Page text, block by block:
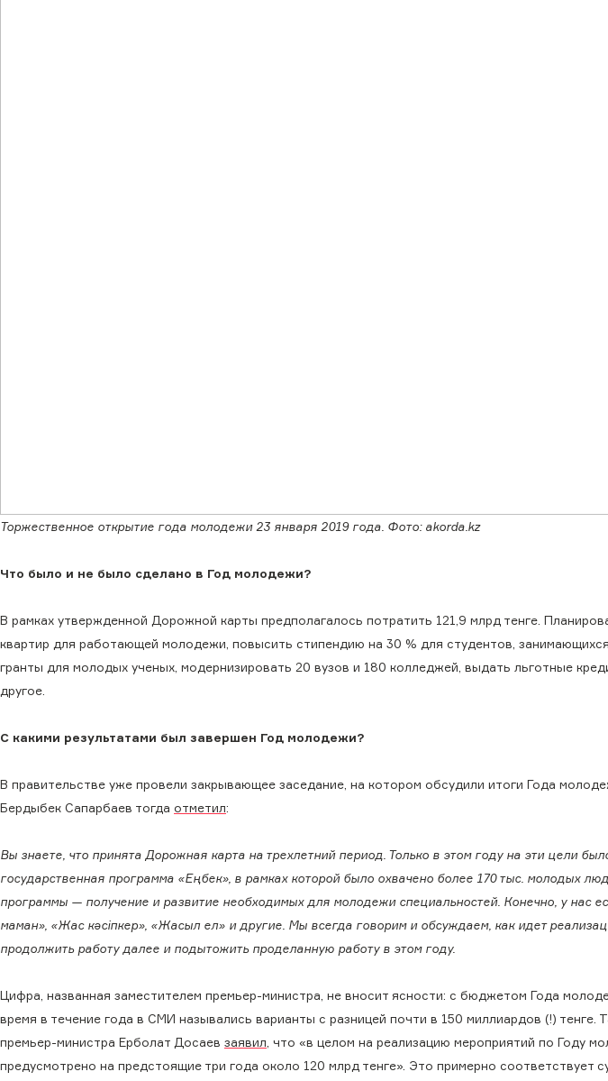
Торжественное открытие года молодежи 23 января 2019 года. Фото: akorda.kz
Что было и не было сделано в Год молодежи?
В рамках утвержденной Дорожной карты предполагалось потратить 121,9 млрд тенге.
квартир для работающей молодежи, повысить стипендию на 30 % для студентов,
гранты для молодых ученых, модернизировать 20 вузов и 180 колледжей, выдать льготные
другое.
С какими результатами был завершен Год молодежи?
В правительстве уже провели закрывающее заседание, на котором обсудили итоги Года
Бердыбек Сапарбаев тогда отметил:
Вы знаете, что принята Дорожная карта на трехлетний период. Только в этом году на эти цели
государственная программа «Еңбек», в рамках которой было охвачено более 170 тыс. молодых
программы — получение и развитие необходимых для молодежи специальностей. Конечно, у нас
маман», «Жас кәсіпкер», «Жасыл ел» и другие. Мы всегда говорим и обсуждаем, как идет
продолжить работу далее и подытожить проделанную работу в этом году.
Цифра, названная заместителем премьер-министра, не вносит ясности: с бюджетом Года
время в течение года в СМИ назывались варианты с разницей почти в 150 миллиардов (!) тенге.
премьер-министра Ерболат Досаев заявил, что «в целом на реализацию мероприятий по Году
предусмотрено на предстоящие три года около 120 млрд тенге». Это примерно соответствует